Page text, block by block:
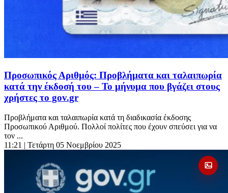
Προσωπικός Αριθμός: Προβλήματα και ταλαιπωρία
κατά την έκδοσή του – Το μήνυμα που βγάζει στους
χρήστες το gov.gr
Προβλήματα και ταλαιπωρία κατά τη διαδικασία έκδοσης
Προσωπικού Αριθμού. Πολλοί πολίτες που έχουν σπεύσει για να
τον ...
11:21 | Τετάρτη 05 Νοεμβρίου 2025